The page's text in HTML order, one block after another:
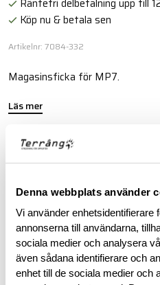
Denna webbplats använder
Vi använder enhetsidentifierare
annonserna till användarna,
sociala medier och analysera
även sådana identifierare och
enhet till de sociala medier och
Köp nu & betala sen
Artikelnr: 7084-332
Magasinsficka för MP7.
Läs mer
BESKRIVNING
RECENSIONER
OM VARUMÄRKET